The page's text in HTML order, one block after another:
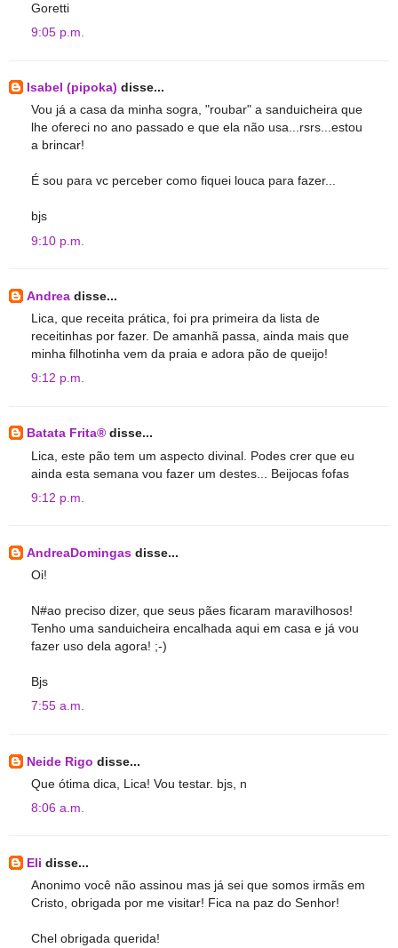
Goretti
9:05 p.m.
Isabel (pipoka) disse...
Vou já a casa da minha sogra, "roubar" a sanduicheira que
lhe ofereci no ano passado e que ela não usa...rsrs...estou
a brincar!
É sou para vc perceber como fiquei louca para fazer...
bjs
9:10 p.m.
Andrea disse...
Lica, que receita prática, foi pra primeira da lista de
receitinhas por fazer. De amanhã passa, ainda mais que
minha filhotinha vem da praia e adora pão de queijo!
9:12 p.m.
Batata Frita® disse...
Lica, este pão tem um aspecto divinal. Podes crer que eu
ainda esta semana vou fazer um destes... Beijocas fofas
9:12 p.m.
AndreaDomingas disse...
Oi!
N#ao preciso dizer, que seus pães ficaram maravilhosos!
Tenho uma sanduicheira encalhada aqui em casa e já vou
fazer uso dela agora! ;-)
Bjs
7:55 a.m.
Neide Rigo disse...
Que ótima dica, Lica! Vou testar. bjs, n
8:06 a.m.
Eli disse...
Anonimo você não assinou mas já sei que somos irmãs em
Cristo, obrigada por me visitar! Fica na paz do Senhor!
Chel obrigada querida!